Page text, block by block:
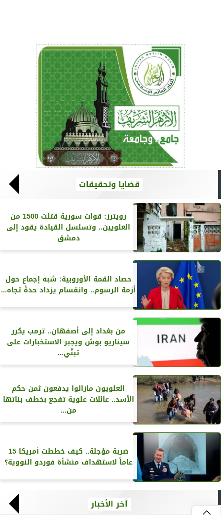
قضايا وتحقيقات
رويترز‏: قوات سورية قتلت 1500 من
العلويين.. وتسلسل القيادة يقود إلى
دمشق
حصاد القمة الأوروبية: شبه إجماع حول
أزمة الرسوم.. وانقسام يزداد حدةً تجاه...
من بغداد إلى أصفهان.. ترمب يكرر
سيناريو بوش ويجبر الاستخبارات على
تبنّي...
العلويون مازالوا يدفعون ثمن حكم
الأسد.. عائلات علوية تفجع بخطف بناتها
من...
ضربة مؤجلة.. كيف خططت أمريكا 15
عاماً لاستهداف منشأة فوردو النووية؟
آخر الأخبار